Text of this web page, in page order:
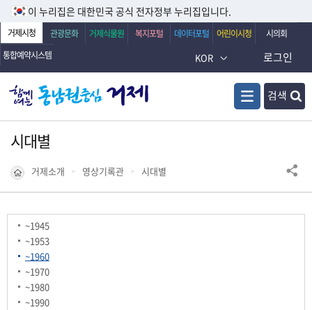
이 누리집은 대한민국 공식 전자정부 누리집입니다.
거제시청 관광문화 거제식물원 복지포털 데이터포털 어린이시청
시의회
통합예약시스템
KOR
검색
로그인
시대별
거제소개 영상기록관 시대별
~1945
~1953
~1960
~1970
~1980
~1990